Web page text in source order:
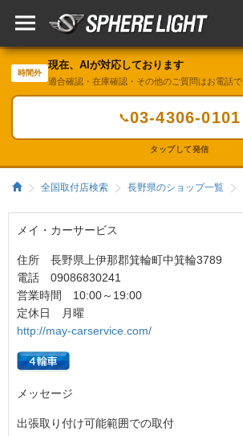
時間外
現在、AIが対応しております
適合確認・在庫確認・その他のご質問はお電話で
📞03-4306-0101
タップして発信
全国取付店検索 長野県のショップ一覧
メイ・カーサービス
住所 長野県上伊那郡箕輪町中箕輪3789
電話 09086830241
営業時間 10:00～19:00
定休日 月曜
http://may-carservice.com/
メッセージ
出張取り付け可能範囲での取付